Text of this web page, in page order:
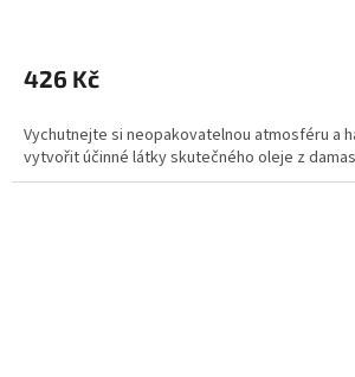
426 Kč
Vychutnejte si neopakovatelnou atmosféru a
vytvořit účinné látky skutečného oleje z